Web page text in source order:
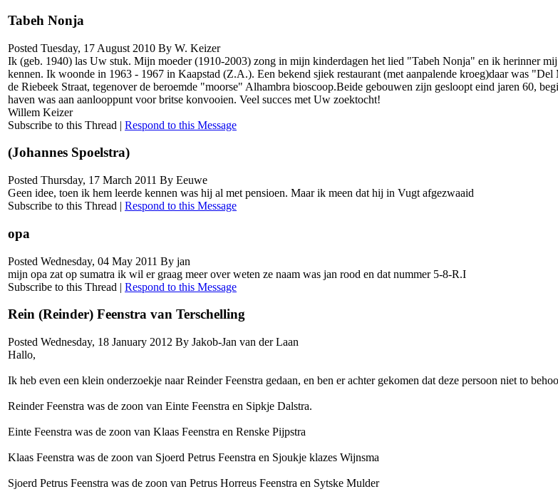
Tabeh Nonja
Posted Tuesday, 17 August 2010 By W. Keizer
Ik (geb. 1940) las Uw stuk. Mijn moeder (1910-2003) zong in mijn kinderdagen het lied "Tabeh Nonja" en ik herinner
kennen. Ik woonde in 1963 - 1967 in Kaapstad (Z.A.). Een bekend sjiek restaurant (met aanpalende kroeg)daar was
de Riebeek Straat, tegenover de beroemde "moorse" Alhambra bioscoop.Beide gebouwen zijn gesloopt eind jaren 60,
haven was aan aanlooppunt voor britse konvooien. Veel succes met Uw zoektocht!
Willem Keizer
Subscribe to this Thread | Respond to this Message
(Johannes Spoelstra)
Posted Thursday, 17 March 2011 By Eeuwe
Geen idee, toen ik hem leerde kennen was hij al met pensioen. Maar ik meen dat hij in Vugt afgezwaaid
Subscribe to this Thread | Respond to this Message
opa
Posted Wednesday, 04 May 2011 By jan
mijn opa zat op sumatra ik wil er graag meer over weten ze naam was jan rood en dat nummer 5-8-R.I
Subscribe to this Thread | Respond to this Message
Rein (Reinder) Feenstra van Terschelling
Posted Wednesday, 18 January 2012 By Jakob-Jan van der Laan
Hallo,
Ik heb even een klein onderzoekje naar Reinder Feenstra gedaan, en ben er achter gekomen dat deze persoon niet to
Reinder Feenstra was de zoon van Einte Feenstra en Sipkje Dalstra.
Einte Feenstra was de zoon van Klaas Feenstra en Renske Pijpstra
Klaas Feenstra was de zoon van Sjoerd Petrus Feenstra en Sjoukje klazes Wijnsma
Sjoerd Petrus Feenstra was de zoon van Petrus Horreus Feenstra en Sytske Mulder